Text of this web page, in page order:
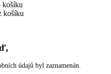
košíku
košíku
údajů byl zaznamenán.